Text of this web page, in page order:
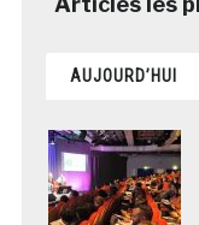
AUJOURD’HUI